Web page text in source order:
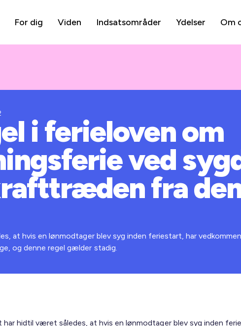
For dig Viden Indsatsområder Ydelser Om
i ferieloven om
ved
fra
at hvis en lønmodtager blev syg inden feriestart, har
og denne regel gælder stadig.
har hidtil været således, at hvis en lønmodtager blev syg inden